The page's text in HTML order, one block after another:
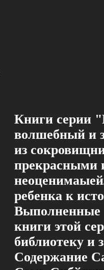
Книги серии
волшебный и
из
прекрасными
ребенка к
Выполненные
книги этой
библиотеку и
Содержание